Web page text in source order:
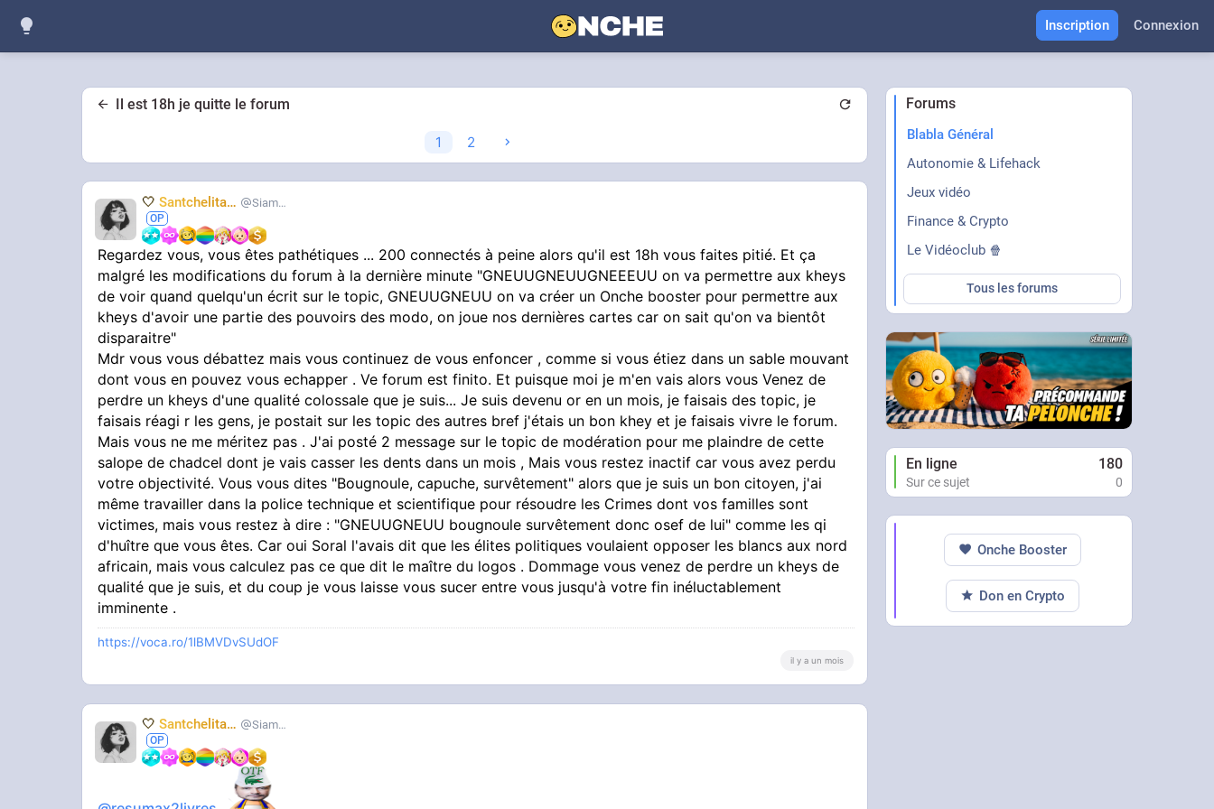
Inscription Connexion
Il est 18h je quitte le forum
1 2
🤍 Santchelita🤍 Siameuh
Regardez vous, vous êtes pathétiques ... 200 connectés à peine alors qu'il est 18h vous faites pitié. Et ça
malgré les modifications du forum à la dernière minute "GNEUUGNEUUGNEEEUU on va permettre aux kheys
de voir quand quelqu'un écrit sur le topic, GNEUUGNEUU on va créer un Onche booster pour permettre aux
kheys d'avoir une partie des pouvoirs des modo, on joue nos dernières cartes car on sait qu'on va bientôt
disparaitre"
Mdr vous vous débattez mais vous continuez de vous enfoncer , comme si vous étiez dans un sable mouvant
dont vous en pouvez vous echapper . Ve forum est finito. Et puisque moi je m'en vais alors vous Venez de
perdre un kheys d'une qualité colossale que je suis... Je suis devenu or en un mois, je faisais des topic, je
faisais réagi r les gens, je postait sur les topic des autres bref j'étais un bon khey et je faisais vivre le forum.
Mais vous ne me méritez pas . J'ai posté 2 message sur le topic de modération pour me plaindre de cette
salope de chadcel dont je vais casser les dents dans un mois , Mais vous restez inactif car vous avez perdu
votre objectivité. Vous vous dites "Bougnoule, capuche, survêtement" alors que je suis un bon citoyen, j'ai
même travailler dans la police technique et scientifique pour résoudre les Crimes dont vos familles sont
victimes, mais vous restez à dire : "GNEUUGNEUU bougnoule survêtement donc osef de lui" comme les qi
d'huître que vous êtes. Car oui Soral l'avais dit que les élites politiques voulaient opposer les blancs aux nord
africain, mais vous calculez pas ce que dit le maître du logos . Dommage vous venez de perdre un kheys de
qualité que je suis, et du coup je vous laisse vous sucer entre vous jusqu'à votre fin inéluctablement
imminente .
https://voca.ro/1lBMVDvSUdOF
il y a un mois
🤍 Santchelita🤍 Siameuh
Forums
Blabla Général
Autonomie & Lifehack
Jeux vidéo
Finance & Crypto
Le Vidéoclub 🍿
Tous les forums
En ligne 180
Sur ce sujet 0
Onche Booster
Don en Crypto